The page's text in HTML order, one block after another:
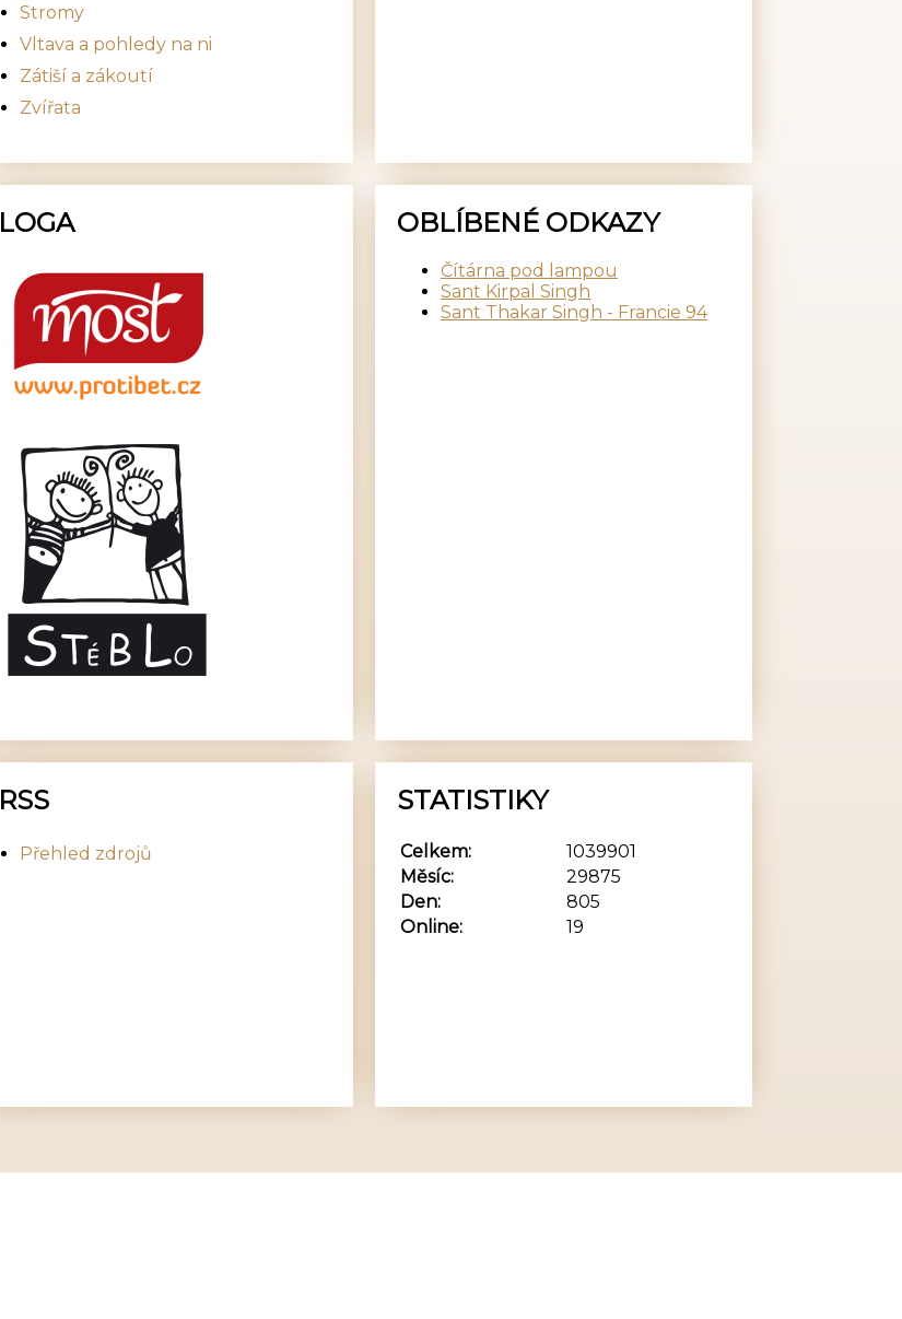
Stromy
Vltava a pohledy na ni
Zátiší a zákoutí
Zvířata
LOGA OBLÍBENÉ ODKAZY
Čítárna pod lampou
Sant Kirpal Singh
Sant Thakar Singh - Francie 94
RSS
Přehled zdrojů
STATISTIKY
Online: 19
Celkem:
1039901
Měsíc:
29875
Den:
805